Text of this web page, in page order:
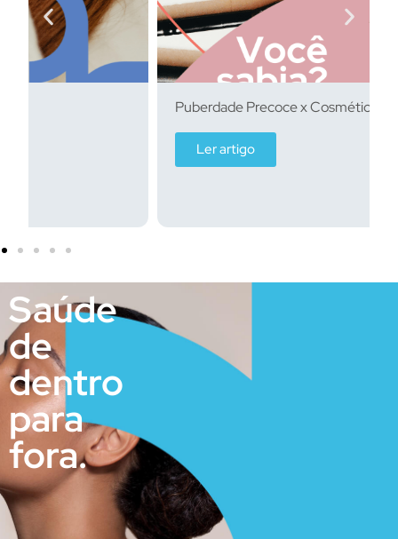
Puberdade Precoce x Cosméticos
Saúde
de
dentro
para
fora.